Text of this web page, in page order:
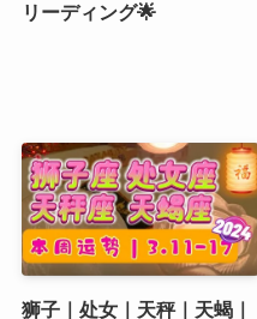
リーディング🌟
狮子｜处女｜天秤｜天蝎｜